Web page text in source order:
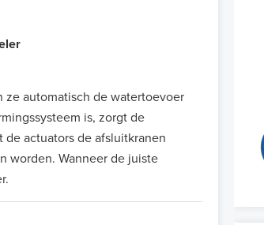
ze automatisch de watertoevoer
is, zorgt de
actuators de afsluitkranen
worden. Wanneer de juiste